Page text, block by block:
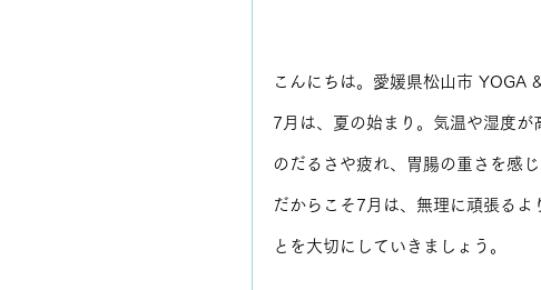
こんにちは。愛媛県松山市 YOGA
7月は、夏の始まり。気温や湿度
のだるさや疲れ、胃腸の重さを感
だからこそ7月は、無理に頑張る
とを大切にしていきましょう。